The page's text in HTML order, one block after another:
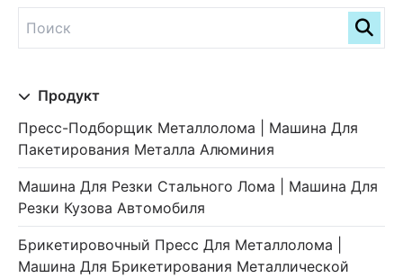
Продукт
Пресс-Подборщик Металлолома | Машина Для
Пакетирования Металла Алюминия
Машина Для Резки Стального Лома | Машина Для
Резки Кузова Автомобиля
Брикетировочный Пресс Для Металлолома |
Машина Для Брикетирования Металлической